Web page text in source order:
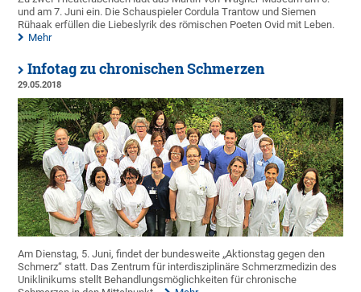
und am 7. Juni ein. Die Schauspieler Cordula Trantow und Siemen
Rühaak erfüllen die Liebeslyrik des römischen Poeten Ovid mit Leben.
Mehr
Infotag zu chronischen Schmerzen
29.05.2018
Am Dienstag, 5. Juni, findet der bundesweite „Aktionstag gegen den
Schmerz“ statt. Das Zentrum für interdisziplinäre Schmerzmedizin des
Uniklinikums stellt Behandlungsmöglichkeiten für chronische